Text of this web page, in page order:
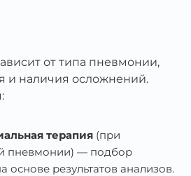
от типа пневмонии,
и наличия осложнений.
терапия (при
пневмонии) — подбор
основе результатов анализов.